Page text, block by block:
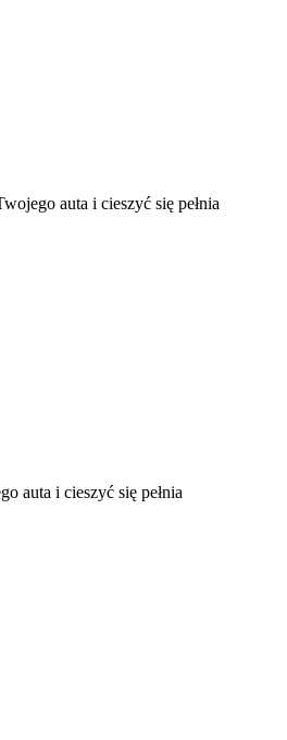
auta i cieszyć się pełnia
auta i cieszyć się pełnia